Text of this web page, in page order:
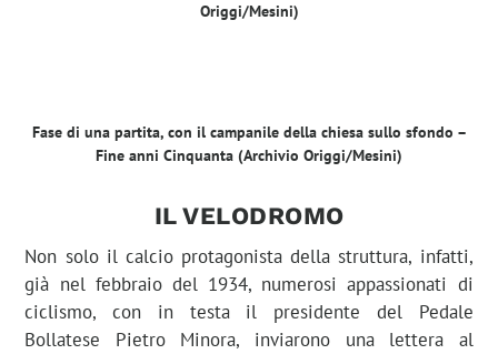
Origgi/Mesini)
Fase di una partita, con il campanile della chiesa sullo sfondo –
Fine anni Cinquanta (Archivio Origgi/Mesini)
IL VELODROMO
Non solo il calcio protagonista della struttura, infatti,
già nel febbraio del 1934, numerosi appassionati di
ciclismo, con in testa il presidente del Pedale
Bollatese Pietro Minora, inviarono una lettera al